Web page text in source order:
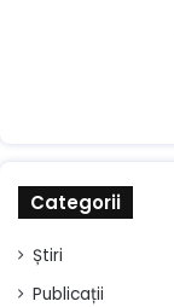
Categorii
Știri
Publicații